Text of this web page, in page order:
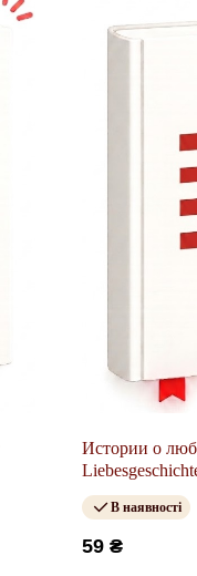
Истории о
языке.
В наявності
59 ₴